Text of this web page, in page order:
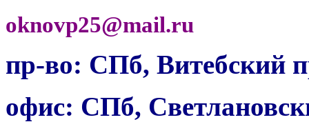
oknovp25@mail.ru
пр-во: СПб, Витебский
офис: СПб,